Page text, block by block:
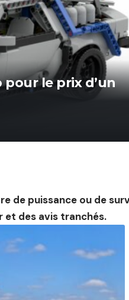
le prix d’un
de puissance ou de
et des avis tranchés.